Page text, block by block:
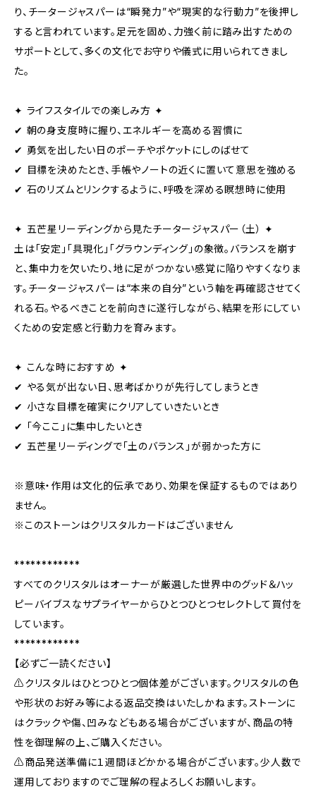
り、チータージャスパーは“瞬発力”や“現実的な行動力”を後押し
すると言われています。足元を固め、力強く前に踏み出すための
サポートとして、多くの文化でお守りや儀式に用いられてきまし
た。
✦ ライフスタイルでの楽しみ方 ✦
✔ 朝の身支度時に握り、エネルギーを高める習慣に
✔ 勇気を出したい日のポーチやポケットにしのばせて
✔ 目標を決めたとき、手帳やノートの近くに置いて意思を強める
✔ 石のリズムとリンクするように、呼吸を深める瞑想時に使用
✦ 五芒星リーディングから見たチータージャスパー（土） ✦
土は「安定」「具現化」「グラウンディング」の象徴。バランスを崩す
と、集中力を欠いたり、地に足がつかない感覚に陥りやすくなりま
す。チータージャスパーは“本来の自分”という軸を再確認させてく
れる石。やるべきことを前向きに遂行しながら、結果を形にしてい
くための安定感と行動力を育みます。
✦ こんな時におすすめ ✦
✔ やる気が出ない日、思考ばかりが先行してしまうとき
✔ 小さな目標を確実にクリアしていきたいとき
✔ 「今ここ」に集中したいとき
✔ 五芒星リーディングで「土のバランス」が弱かった方に
※意味・作用は文化的伝承であり、効果を保証するものではあり
ません。
※このストーンはクリスタルカードはございません
************
すべてのクリスタルはオーナーが厳選した世界中のグッド＆ハッ
ピーバイブスなサプライヤーからひとつひとつセレクトして買付を
しています。
************
【必ずご一読ください】
⚠️クリスタルはひとつひとつ個体差がございます。クリスタルの色
や形状のお好み等による返品交換はいたしかねます。ストーンに
はクラックや傷、凹みなどもある場合がございますが、商品の特
性を御理解の上、ご購入ください。
⚠️商品発送準備に１週間ほどかかる場合がございます。少人数で
運用しておりますのでご理解の程よろしくお願いします。